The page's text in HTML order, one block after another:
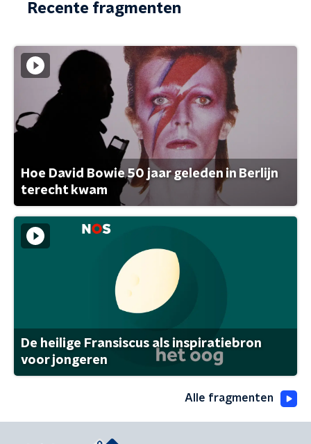
Recente fragmenten
Hoe David Bowie 50 jaar geleden in Berlijn
terecht kwam
De heilige Fransiscus als inspiratiebron
voor jongeren
Alle fragmenten